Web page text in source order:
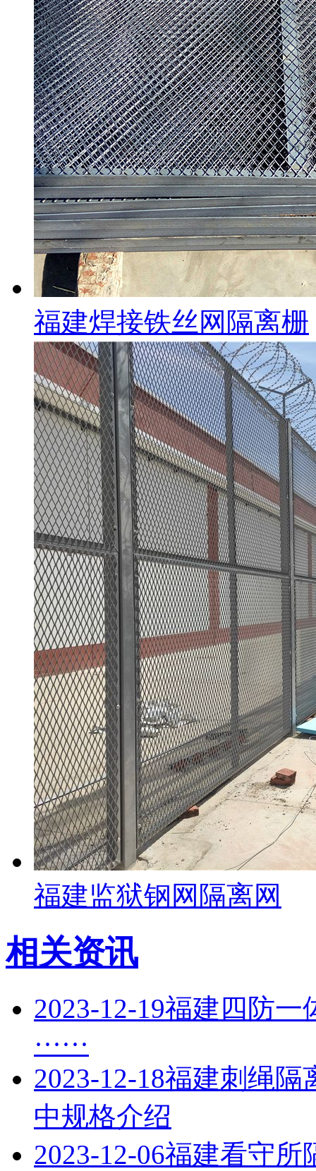
福建焊接铁丝网隔离栅
福建监狱钢网隔离网
相关资讯
2023-12-19福建四防一
······
2023-12-18福建刺绳隔
中规格介绍
2023-12-06福建看守所